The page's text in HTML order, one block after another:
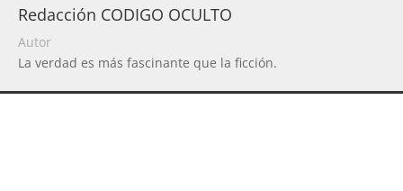
Redacción CODIGO OCULTO
Autor
La verdad es más fascinante que la ficción.